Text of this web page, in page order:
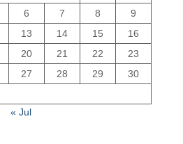
6 7 8
9
13 14 15
16
20 21 22
23
27 28 29
30
« Jul